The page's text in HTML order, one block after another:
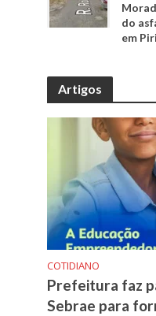
do
em
Artigos
COTIDIANO
Prefeitura faz
Sebrae para